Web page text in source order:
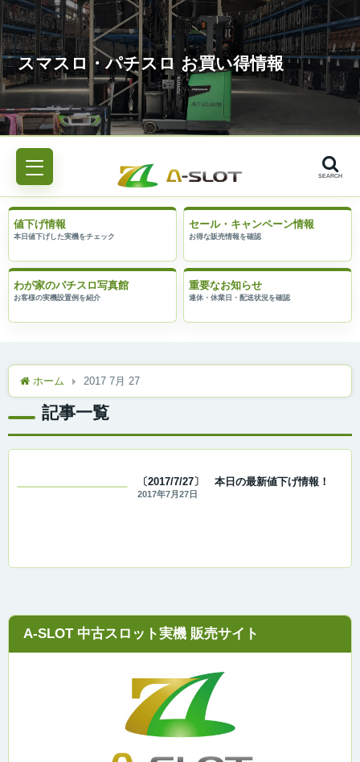
SEARCH
値下げ情報 セール・キャンペーン情報
わが家のパチスロ写真館 重要なお知らせ
ホーム 2017 7月 27
記事一覧
〔2017/7/27〕 本日の最新値下げ情報！
2017年7月27日
A-SLOT 中古スロット実機 販売サイト